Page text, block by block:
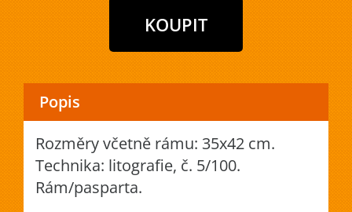
Popis
Rozměry včetně rámu: 35x42 cm.
Technika: litografie, č. 5/100.
Rám/pasparta.